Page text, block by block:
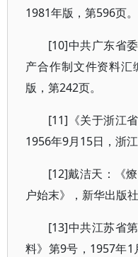
1981年版，第596页。
[10]中共广东省
产合作制文件资料
版，第242页。
[11]《关于浙江
1956年9月15日，浙
[12]戴洁天：《
户始末》，新华出版
[13]中共江苏省
料》第9号，1957年